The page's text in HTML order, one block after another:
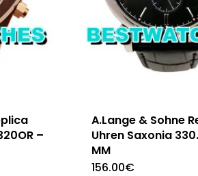
–
A.Lange & Sohne
Uhren Saxonia
MM
156.00€